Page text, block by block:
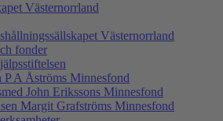
Västernorrland
Västernorrland
fonder
P A Åströms Minnesfond
John Erikssons Minnesfond
Margit Grafströms Minnesfond